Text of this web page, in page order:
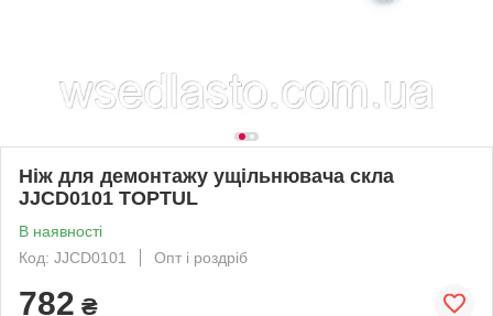
Ніж для демонтажу ущільнювача скла
JJCD0101 TOPTUL
В наявності
Код: JJCD0101
Опт і роздріб
782 ₴